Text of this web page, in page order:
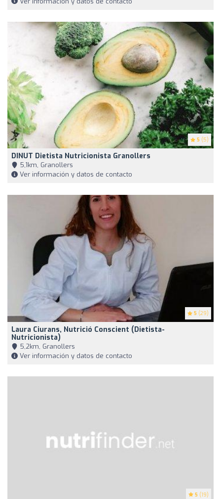
5 (5)
DINUT Dietista Nutricionista Granollers
5,1km, Granollers
Ver información y datos de contacto
5 (29)
Laura Ciurans, Nutrició Conscient (Dietista-
Nutricionista)
5,2km, Granollers
Ver información y datos de contacto
5 (19)